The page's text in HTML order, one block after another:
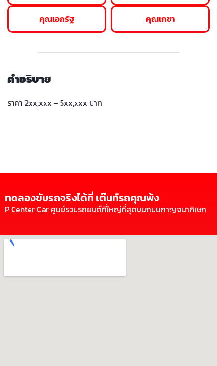
คุณเอกรัฐ คุณเกชา
คำอธิบาย
ราคา 2xx,xxx – 5xx,xxx บาท
ทดลองขับรถจริงได้ที่ เต๊นท์รถคุณพ้ง
P Center Car ศูนย์รวมรถยนต์ที่ใหญ่ที่สุดบนถนนกาญจนาภิเษก